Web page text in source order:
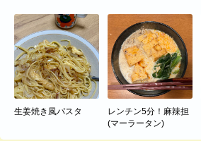
生姜焼き風パスタ
レンチン5分！麻辣担
(マーラータン)